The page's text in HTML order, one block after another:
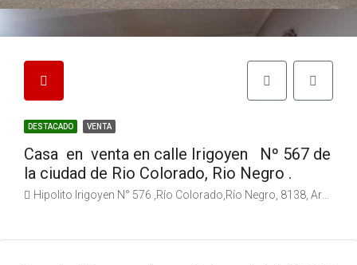
DESTACADO VENTA
Casa en venta en calle Irigoyen Nº 567 de
la ciudad de Rio Colorado, Rio Negro .
Hipolito Irigoyen N° 576 ,Río Colorado,Río Negro, 8138, Argentina